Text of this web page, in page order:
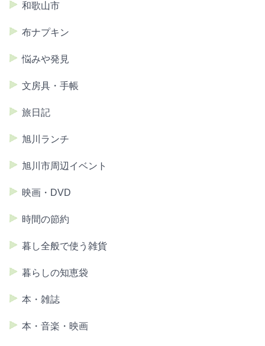
和歌山市
布ナプキン
悩みや発見
文房具・手帳
旅日記
旭川ランチ
旭川市周辺イベント
映画・DVD
時間の節約
暮し全般で使う雑貨
暮らしの知恵袋
本・雑誌
本・音楽・映画